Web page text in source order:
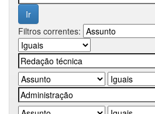
Filtros correntes: